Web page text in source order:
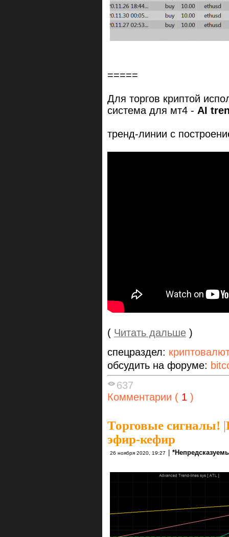
=====
Для торгов криптой
система для мт4 - AI
тренд-линии с
( Читать дальше )
спецраздел:
обсудить на форуме:
637
Комментарии ( 1 )
Торговые сигналы! |
эфир-кефир
26 ноября 2020, 19:27 |